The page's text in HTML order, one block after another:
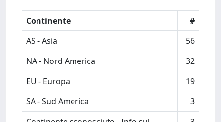
Continente
#
AS - Asia
56
NA - Nord America
32
EU - Europa
19
SA - Sud America
3